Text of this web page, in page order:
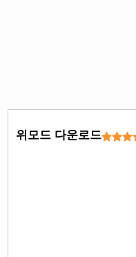
위모드 다운로드